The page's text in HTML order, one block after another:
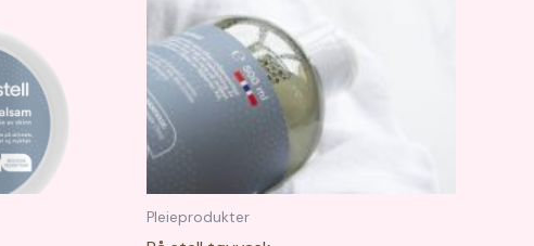
Pleieprodukter